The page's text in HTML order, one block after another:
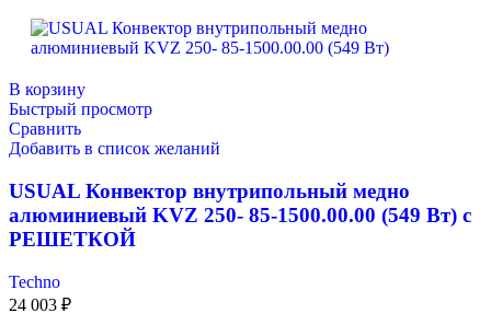
В корзину
Быстрый просмотр
Сравнить
Добавить в список желаний
USUAL Конвектор внутрипольный медно
алюминиевый KVZ 250- 85-1500.00.00 (549 Вт) с
РЕШЕТКОЙ
Techno
24 003 ₽